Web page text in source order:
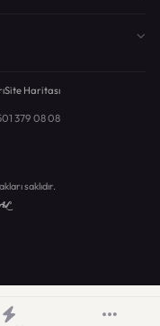
Site Haritası
379 08 08
saklıdır.